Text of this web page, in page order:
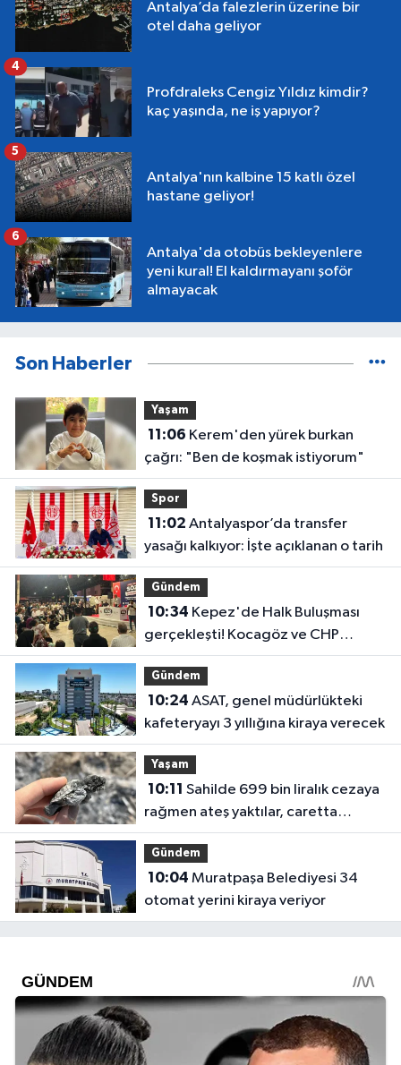
Antalya’da falezlerin üzerine bir
otel daha geliyor
Profdraleks Cengiz Yıldız kimdir?
kaç yaşında, ne iş yapıyor?
4
Antalya'nın kalbine 15 katlı özel
hastane geliyor!
5
Antalya'da otobüs bekleyenlere
yeni kural! El kaldırmayanı şoför
almayacak
6
Son Haberler
Yaşam
11:06
çağrı: "Ben de koşmak istiyorum"
Spor
11:02
yasağı kalkıyor: İşte açıklanan o tarih
Gündem
10:34
gerçekleşti! Kocagöz ve CHP
yönetimi vatandaşı dinledi
Gündem
10:24
kafeteryayı 3 yıllığına kiraya verecek
Yaşam
10:11
rağmen ateş yaktılar, caretta
yavrusu öldü
Gündem
10:04
otomat yerini kiraya veriyor